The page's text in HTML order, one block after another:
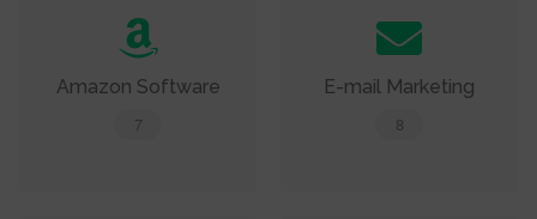
Amazon Software
7
E-mail Marketing
8